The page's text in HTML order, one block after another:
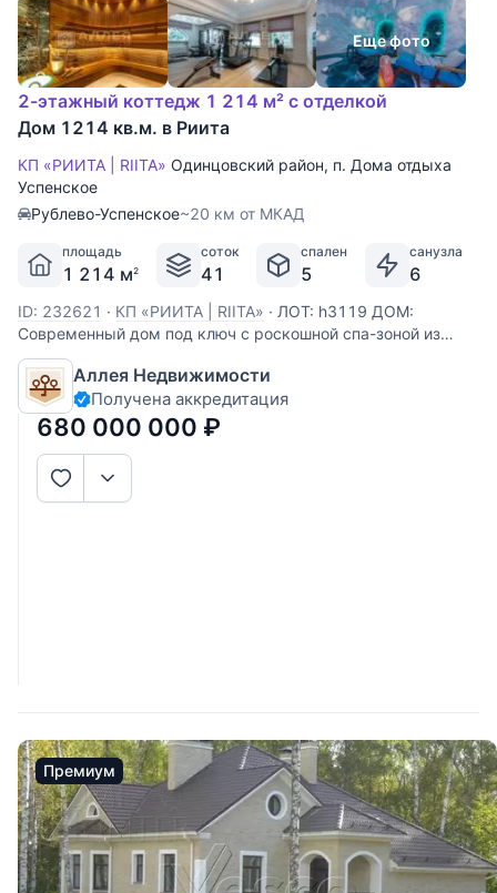
Еще фото
2-этажный коттедж 1 214 м² с отделкой
Дом 1214 кв.м. в Риита
КП «РИИТА | RIITA» Одинцовский район, п. Дома отдыха
Успенское
Рублево-Успенское~20 км от МКАД
площадь
1 214 м2
соток
41
спален
5
санузла
6
ID: 232621 · КП «РИИТА | RIITA» · ЛОТ: h3119 ДОМ:
Современный дом под ключ с роскошной спа-зоной из
бассейна, сауны и соляной комнаты. В доме
функциональная планировка- это гостиная с камином и
вторым светом, тренажерный зал на втором этаже,
библиотека с зоной для отдыха, все
Аллея Недвижимости
Получена аккредитация
680 000 000 ₽
Премиум